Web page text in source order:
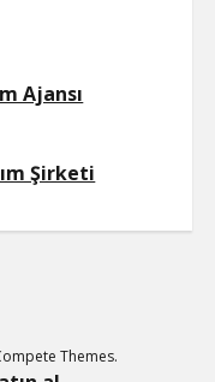
Ajansı
Şirketi
Themes.